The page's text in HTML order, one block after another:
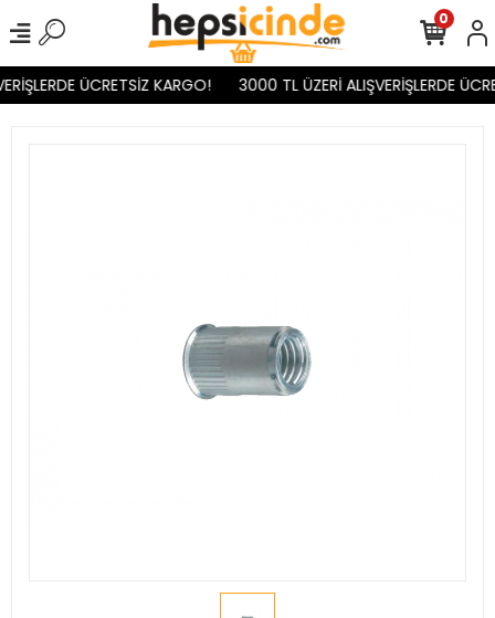
ÜCRETSİZ KARGO! 3000 TL ÜZERİ ALIŞVERİŞLERDE
0